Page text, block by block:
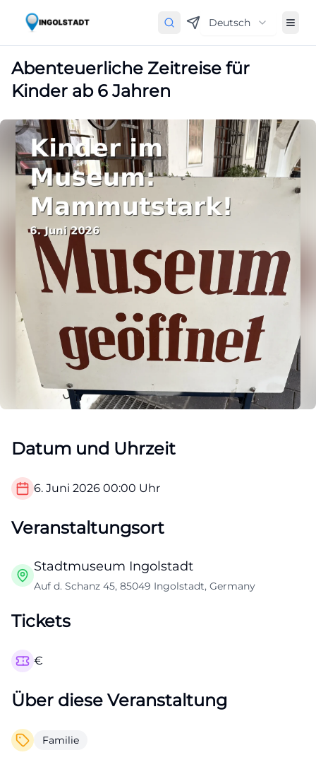
Deutsch
Abenteuerliche Zeitreise für
Kinder ab 6 Jahren
Datum und Uhrzeit
6. Juni 2026 00:00 Uhr
Veranstaltungsort
Stadtmuseum Ingolstadt
Auf d. Schanz 45, 85049 Ingolstadt, Germany
Tickets
€
Über diese Veranstaltung
Familie